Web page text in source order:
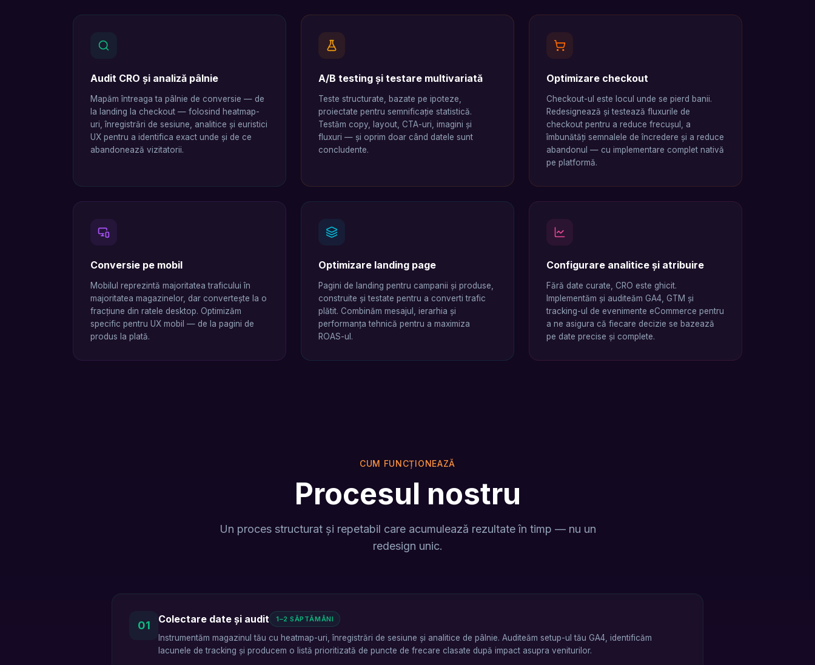
Audit CRO și analiză pâlnie
Mapăm întreaga ta pâlnie de conversie — de
la landing la checkout — folosind heatmap-
uri, înregistrări de sesiune, analitice și euristici
UX pentru a identifica exact unde și de ce
abandonează vizitatorii.
A/B testing și testare multivariată
Teste structurate, bazate pe ipoteze,
proiectate pentru semnificație statistică.
Testăm copy, layout, CTA-uri, imagini și
fluxuri — și oprim doar când datele sunt
concludente.
Optimizare checkout
Checkout-ul este locul unde se pierd banii.
Redesignează și testează fluxurile de
checkout pentru a reduce frecușul, a
îmbunătăți semnalele de încredere și a reduce
abandonul — cu implementare complet nativă
pe platformă.
Conversie pe mobil
Mobilul reprezintă majoritatea traficului în
majoritatea magazinelor, dar convertește la o
fracțiune din ratele desktop. Optimizăm
specific pentru UX mobil — de la pagini de
produs la plată.
Optimizare landing page
Pagini de landing pentru campanii și produse,
construite și testate pentru a converti trafic
plătit. Combinăm mesajul, ierarhia și
performanța tehnică pentru a maximiza
ROAS-ul.
Configurare analitice și atribuire
Fără date curate, CRO este ghicit.
Implementăm și auditeăm GA4, GTM și
tracking-ul de evenimente eCommerce pentru
a ne asigura că fiecare decizie se bazează
pe date precise și complete.
CUM FUNCȚIONEAZĂ
Procesul nostru
Un proces structurat și repetabil care acumulează rezultate în timp — nu un
redesign unic.
01 Colectare date și audit 1–2 SĂPTĂMÂNI
Instrumentăm magazinul tău cu heatmap-uri, înregistrări de sesiune și analitice de pâlnie. Auditeăm setup-ul tău GA4, identificăm
lacunele de tracking și producem o listă prioritizată de puncte de frecare clasate după impact asupra veniturilor.